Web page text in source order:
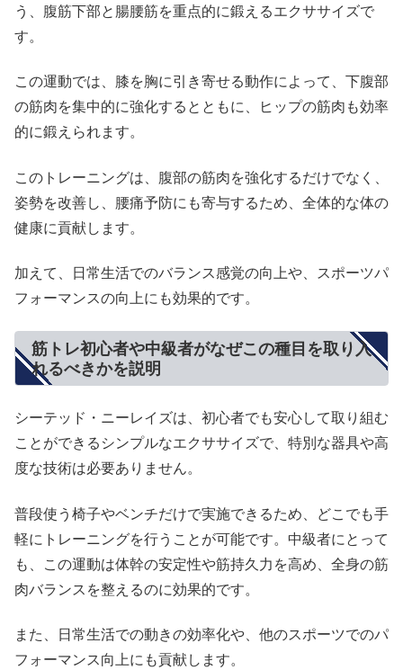
う、腹筋下部と腸腰筋を重点的に鍛えるエクササイズで
す。
この運動では、膝を胸に引き寄せる動作によって、下腹部
の筋肉を集中的に強化するとともに、ヒップの筋肉も効率
的に鍛えられます。
このトレーニングは、腹部の筋肉を強化するだけでなく、
姿勢を改善し、腰痛予防にも寄与するため、全体的な体の
健康に貢献します。
加えて、日常生活でのバランス感覚の向上や、スポーツパ
フォーマンスの向上にも効果的です。
筋トレ初心者や中級者がなぜこの種目を取り入
れるべきかを説明
シーテッド・ニーレイズは、初心者でも安心して取り組む
ことができるシンプルなエクササイズで、特別な器具や高
度な技術は必要ありません。
普段使う椅子やベンチだけで実施できるため、どこでも手
軽にトレーニングを行うことが可能です。中級者にとって
も、この運動は体幹の安定性や筋持久力を高め、全身の筋
肉バランスを整えるのに効果的です。
また、日常生活での動きの効率化や、他のスポーツでのパ
フォーマンス向上にも貢献します。